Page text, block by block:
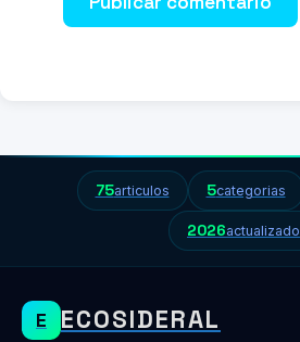
75articulos 5categorias
2026actualizado
E ECOSIDERAL